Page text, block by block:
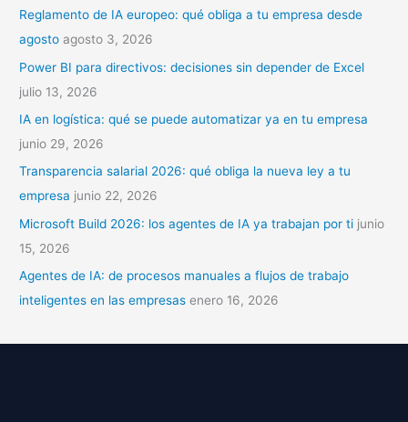
r
:
Reglamento de IA europeo: qué obliga a tu empresa desde
agosto agosto 3, 2026
Power BI para directivos: decisiones sin depender de Excel
julio 13, 2026
IA en logística: qué se puede automatizar ya en tu empresa
junio 29, 2026
Transparencia salarial 2026: qué obliga la nueva ley a tu
empresa junio 22, 2026
Microsoft Build 2026: los agentes de IA ya trabajan por ti junio
15, 2026
Agentes de IA: de procesos manuales a flujos de trabajo
inteligentes en las empresas enero 16, 2026